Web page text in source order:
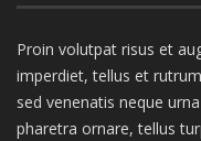
Proin volutpat risus et
imperdiet, tellus et
sed venenatis neque
pharetra ornare, tellus